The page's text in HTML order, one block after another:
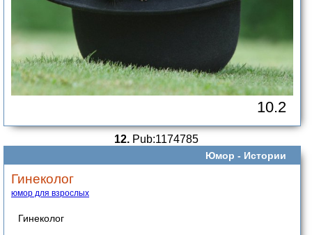
10.2
12.Pub:1174785
Юмор - Истории
Гинеколог
юмор для взрослых
Гинеколог